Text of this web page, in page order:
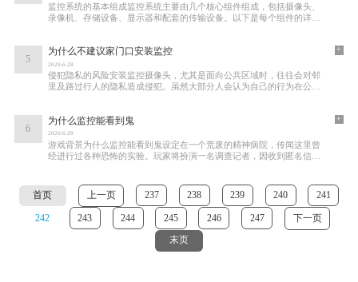
监控系统的基本组成监控系统主要由几个核心组件组成，包括摄像头、
录像机、存储设备、显示器和配套的传输设备。以下是每个组件的详细
5
为什么不建议家门口安装监控
2020-6-28
侵犯隐私的风险安装监控摄像头，尤其是面向公共区域时，往往会对邻
里及路过行人的隐私造成侵犯。虽然大部分人会认为自己的行为在公共
+
6
为什么监控能看到鬼
2020-6-28
游戏背景为什么监控能看到鬼设定在一个荒废的精神病院，传闻这里曾
经进行过各种恐怖的实验。玩家将扮演一名调查记者，因收到匿名信件
+
首页 上一页 237 238 239 240 241
242 243 244 245 246 247
下一页
末页